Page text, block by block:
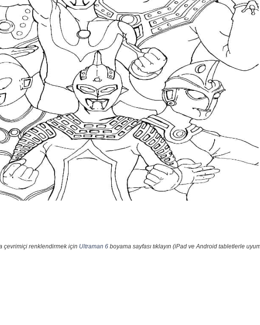
çevrimiçi renklendirmek için Ultraman 6 boyama sayfası tıklayın (iPad ve Android tabletlerle